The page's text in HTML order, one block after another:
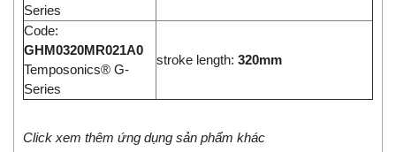
Series
Code:
GHM0320MR021A0
Temposonics® G-
Series
stroke length: 320mm
Click xem thêm ứng dụng sản phẩm khác